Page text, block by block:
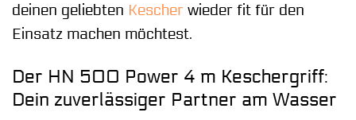
deinen geliebten Kescher wieder fit für den
Einsatz machen möchtest.
Der HN 500 Power 4 m Keschergriff:
Dein zuverlässiger Partner am Wasser